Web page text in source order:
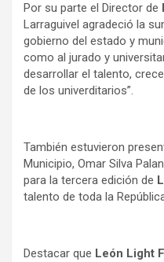
Por su parte el Director de
Larraguivel agradeció la
gobierno del estado y
como al jurado y
desarrollar el talento,
de los univerditarios”.
También estuvieron
Municipio, Omar Silva
para la tercera edición de
talento de toda la
Destacar que León Light